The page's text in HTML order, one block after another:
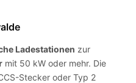
Ladestationen zur
mit 50 kW oder mehr. Die
Stecker oder Typ 2